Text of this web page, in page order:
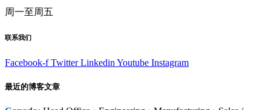
周一至周五
联系我们
Facebook-f Twitter Linkedin Youtube Instagram
最近的博客文章